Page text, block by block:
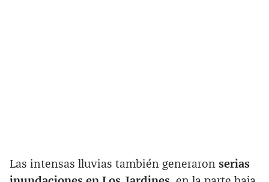
Las intensas lluvias también generaron serias